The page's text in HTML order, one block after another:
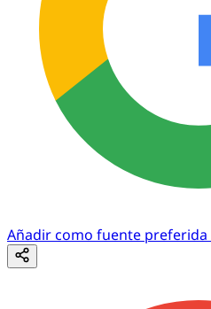
Añadir como fuente preferida